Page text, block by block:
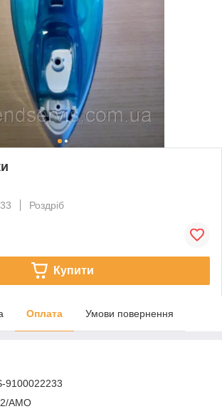
Роздріб
Купити
Оплата Умови повернення
9100022233
AMO